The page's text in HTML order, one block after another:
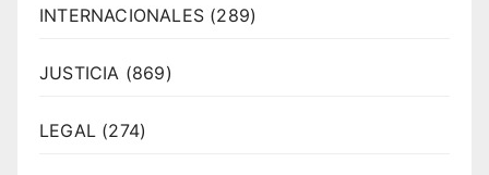
INTERNACIONALES (289)
JUSTICIA (869)
LEGAL (274)